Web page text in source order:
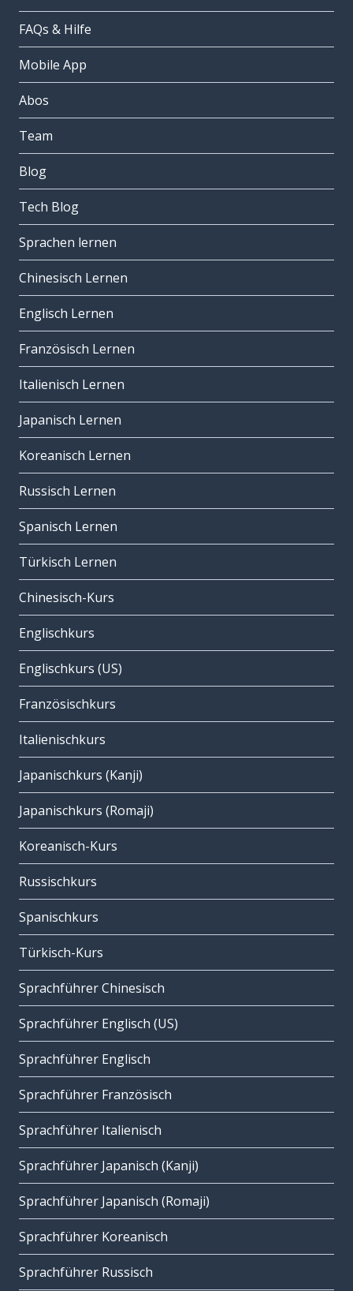
FAQs & Hilfe
Mobile App
Abos
Team
Blog
Tech Blog
Sprachen lernen
Chinesisch Lernen
Englisch Lernen
Französisch Lernen
Italienisch Lernen
Japanisch Lernen
Koreanisch Lernen
Russisch Lernen
Spanisch Lernen
Türkisch Lernen
Chinesisch-Kurs
Englischkurs
Englischkurs (US)
Französischkurs
Italienischkurs
Japanischkurs (Kanji)
Japanischkurs (Romaji)
Koreanisch-Kurs
Russischkurs
Spanischkurs
Türkisch-Kurs
Sprachführer Chinesisch
Sprachführer Englisch (US)
Sprachführer Englisch
Sprachführer Französisch
Sprachführer Italienisch
Sprachführer Japanisch (Kanji)
Sprachführer Japanisch (Romaji)
Sprachführer Koreanisch
Sprachführer Russisch